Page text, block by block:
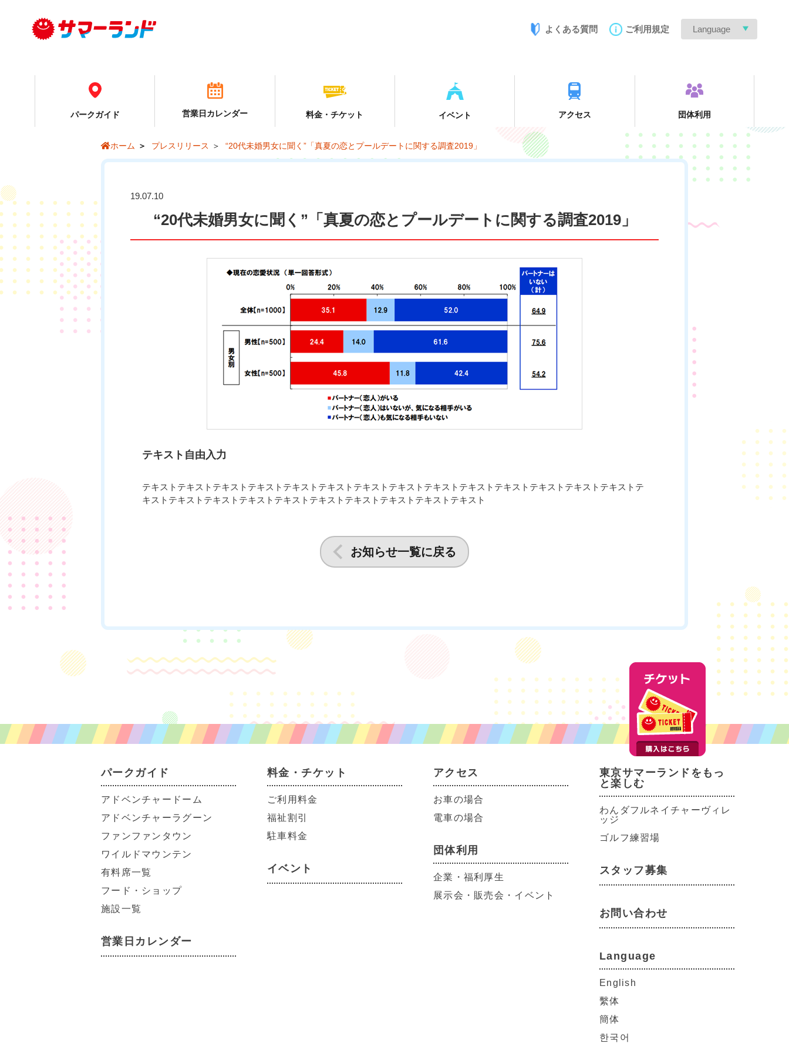
よくある質問 ご利用規定 Language
パークガイド 営業日カレンダー 料金・チケット イベント アクセス 団体利用
ホーム プレスリリース “20代未婚男女に聞く”「真夏の恋とプールデートに関する調査2019」
19.07.10
“20代未婚男女に聞く” 「真夏の恋とプールデートに関する調査2019」
テキスト自由入力
テキストテキストテキストテキストテキストテキストテキストテキストテキストテキストテキストテキストテキストテキストテ
キストテキストテキストテキストテキストテキストテキストテキストテキストテキスト
お知らせ一覧に戻る
パークガイド
アドベンチャードーム
アドベンチャーラグーン
ファンファンタウン
ワイルドマウンテン
有料席一覧
フード・ショップ
施設一覧
営業日カレンダー
料金・チケット
ご利用料金
福祉割引
駐車料金
イベント
アクセス
お車の場合
電車の場合
団体利用
企業・福利厚生
展示会・販売会・イベント
東京サマーランドをもっ
と楽しむ
わんダフルネイチャーヴィレ
ッジ
ゴルフ練習場
スタッフ募集
お問い合わせ
Language
English
繫体
簡体
한국어